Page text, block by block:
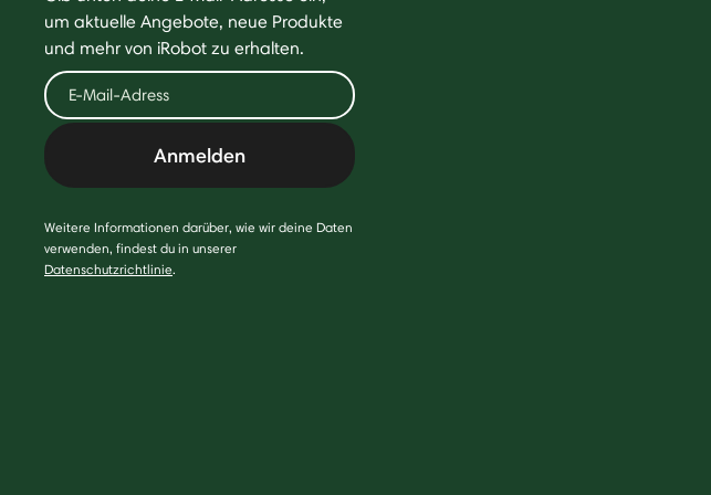
um aktuelle Angebote, neue Produkte
und mehr von iRobot zu erhalten.
Anmelden
Weitere Informationen darüber, wie wir deine Daten
verwenden, findest du in unserer
Datenschutzrichtlinie.